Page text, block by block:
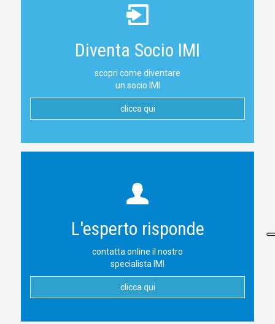
Diventa Socio IMI
scopri come diventare
un socio IMI
clicca qui
L'esperto risponde
contatta online il nostro
specialista IMI
clicca qui